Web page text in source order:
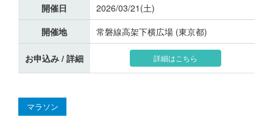
開催日
2026/03/21(土)
開催地
常磐線高架下横広場 (東京都)
お申込み / 詳細 詳細はこちら
マラソン